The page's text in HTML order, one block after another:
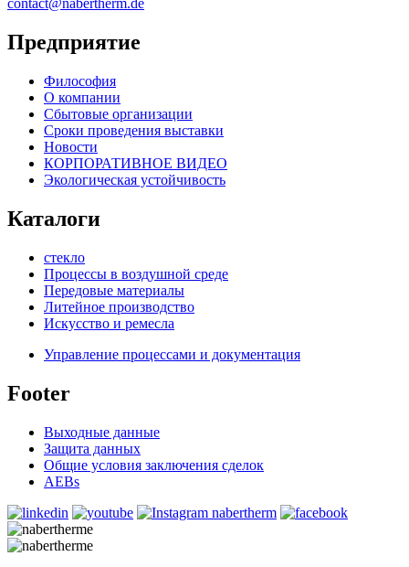
contact@nabertherm.de
Предприятие
Философия
О компании
Сбытовые организации
Сроки проведения выставки
Новости
КОРПОРАТИВНОЕ ВИДЕО
Экологическая устойчивость
Каталоги
стекло
Процессы в воздушной среде
Передовые материалы
Литейное производство
Искусство и ремесла
Управление процессами и документация
Footer
Выходные данные
Защита данных
Общие условия заключения сделок
AEBs